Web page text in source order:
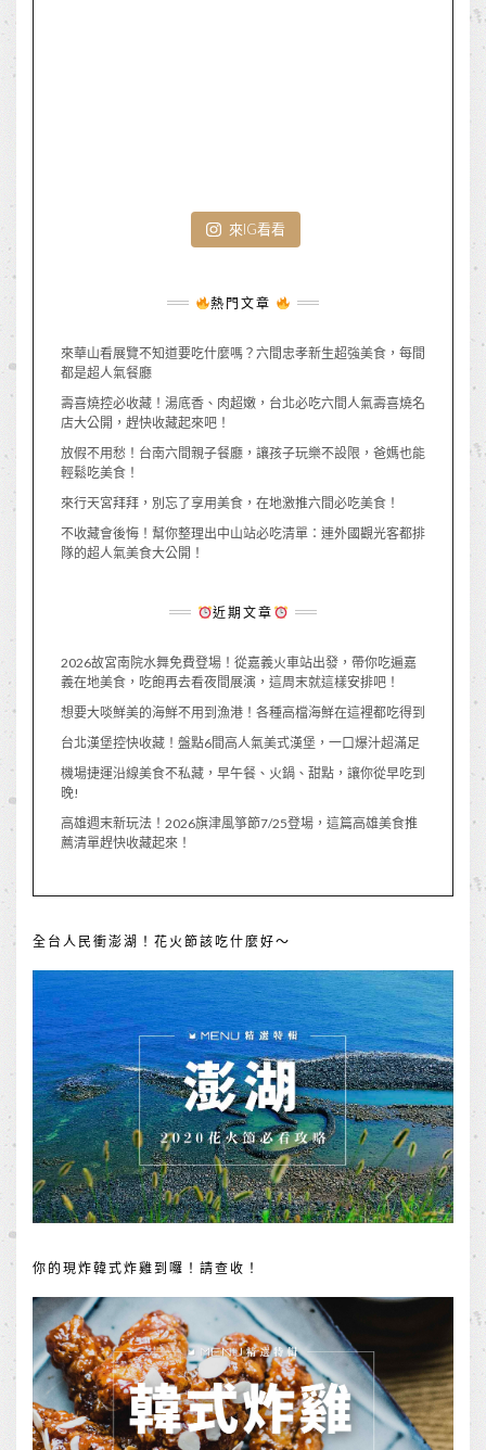
來IG看看
熱門文章
來華山看展覽不知道要吃什麼嗎？六間忠孝新生超強美食，每間
都是超人氣餐廳
壽喜燒控必收藏！湯底香、肉超嫩，台北必吃六間人氣壽喜燒名
店大公開，趕快收藏起來吧！
放假不用愁！台南六間親子餐廳，讓孩子玩樂不設限，爸媽也能
輕鬆吃美食！
來行天宮拜拜，別忘了享用美食，在地激推六間必吃美食！
不收藏會後悔！幫你整理出中山站必吃清單：連外國觀光客都排
隊的超人氣美食大公開！
近期文章
2026故宮南院水舞免費登場！從嘉義火車站出發，帶你吃遍嘉
義在地美食，吃飽再去看夜間展演，這周末就這樣安排吧！
想要大啖鮮美的海鮮不用到漁港！各種高檔海鮮在這裡都吃得到
台北漢堡控快收藏！盤點6間高人氣美式漢堡，一口爆汁超滿足
機場捷運沿線美食不私藏，早午餐、火鍋、甜點，讓你從早吃到
晚!
高雄週末新玩法！2026旗津風箏節7/25登場，這篇高雄美食推
薦清單趕快收藏起來！
全台人民衝澎湖！花火節該吃什麼好～
你的現炸韓式炸雞到囉！請查收！